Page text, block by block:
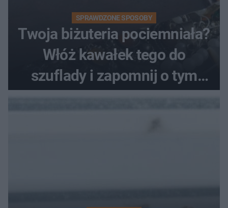
SPRAWDZONE SPOSOBY
Twoja biżuteria pociemniała?
Włóż kawałek tego do
szuflady i zapomnij o tym